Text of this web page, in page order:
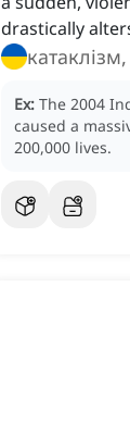
drastically
Ex: The 2004
caused a
200,000 lives.